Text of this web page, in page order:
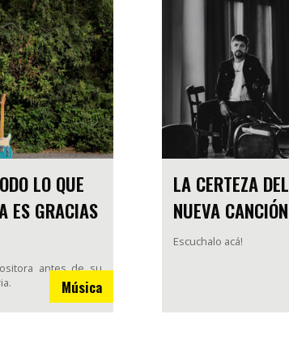
LO QUE
ES GRACIAS
antes de su
Música
LA CERTEZA
NUEVA
Escuchalo acá!